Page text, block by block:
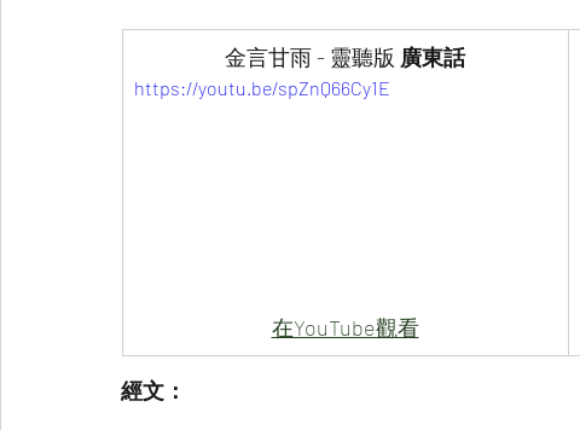
金言甘雨 - 靈聽版 廣東話
https://youtu.be/spZnQ66Cy1E
在YouTube觀看
經文：